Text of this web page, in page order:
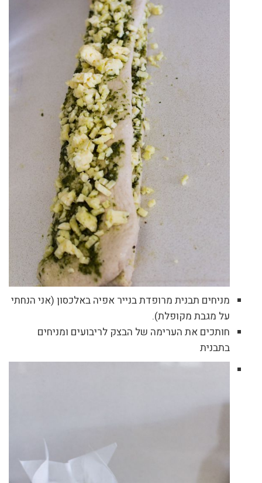
מניחים תבנית מרופדת בנייר אפיה באלכסון (אני הנחתי
על מגבת מקופלת).
חותכים את הערימה של הבצק לריבועים ומניחים
בתבנית